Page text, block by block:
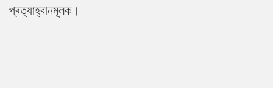
প্ৰত্যাহ্বানমূলক।